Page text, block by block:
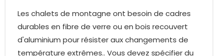
Les chalets de montagne ont besoin de cadres
durables en fibre de verre ou en bois recouvert
d'aluminium pour résister aux changements de
température extrêmes.. Vous devez spécifier du